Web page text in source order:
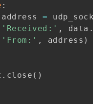
:
address = udp_socket
'Received:' , data .
'From:' , address )
. close ( )